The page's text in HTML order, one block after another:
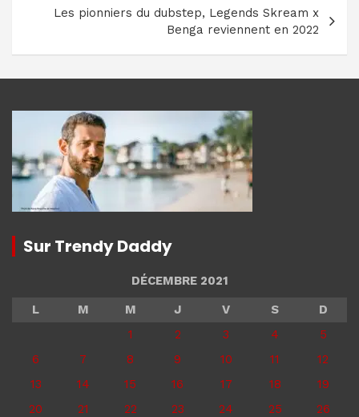
Les pionniers du dubstep, Legends Skream x
Benga reviennent en 2022
Sur Trendy Daddy
DÉCEMBRE 2021
L
M M J V S
D
1
2 3 4
5
6
7 8 9 10 11
12
13
14 15 16 17 18
19
20
21 22 23 24 25
26